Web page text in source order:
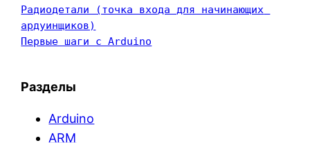
Радиодетали (точка входа для начинающих
ардуинщиков)
Первые шаги с Arduino
Разделы
Arduino
ARM